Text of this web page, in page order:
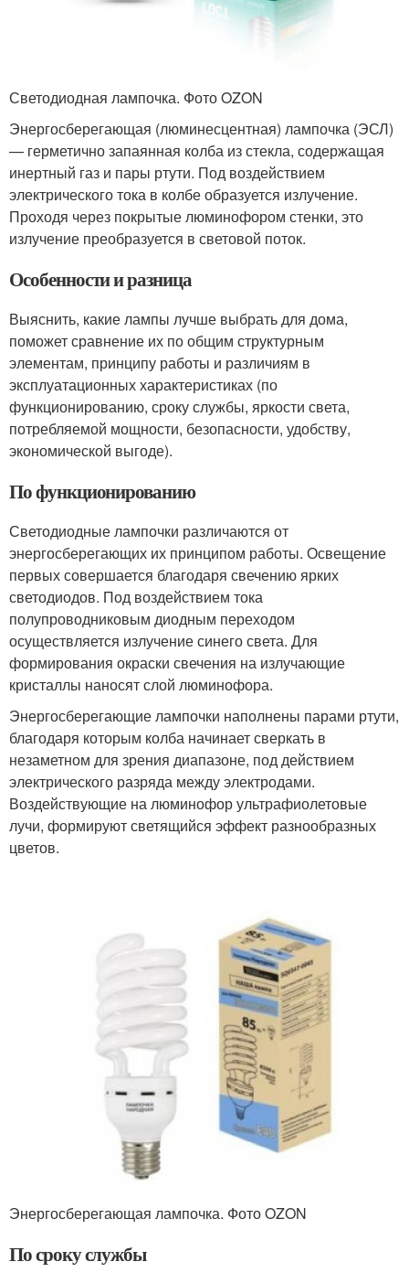
Светодиодная лампочка. Фото OZON
Энергосберегающая (люминесцентная) лампочка (ЭСЛ)
— герметично запаянная колба из стекла, содержащая
инертный газ и пары ртути. Под воздействием
электрического тока в колбе образуется излучение.
Проходя через покрытые люминофором стенки, это
излучение преобразуется в световой поток.
Особенности и разница
Выяснить, какие лампы лучше выбрать для дома,
поможет сравнение их по общим структурным
элементам, принципу работы и различиям в
эксплуатационных характеристиках (по
функционированию, сроку службы, яркости света,
потребляемой мощности, безопасности, удобству,
экономической выгоде).
По функционированию
Светодиодные лампочки различаются от
энергосберегающих их принципом работы. Освещение
первых совершается благодаря свечению ярких
светодиодов. Под воздействием тока
полупроводниковым диодным переходом
осуществляется излучение синего света. Для
формирования окраски свечения на излучающие
кристаллы наносят слой люминофора.
Энергосберегающие лампочки наполнены парами ртути,
благодаря которым колба начинает сверкать в
незаметном для зрения диапазоне, под действием
электрического разряда между электродами.
Воздействующие на люминофор ультрафиолетовые
лучи, формируют светящийся эффект разнообразных
цветов.
Энергосберегающая лампочка. Фото OZON
По сроку службы